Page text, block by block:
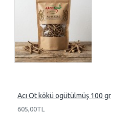
Acı Ot kökü ogütülmüş 100 gr
605,00TL